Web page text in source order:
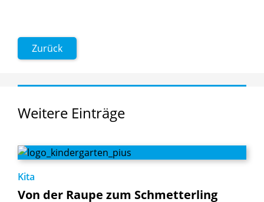
Zurück
Weitere Einträge
Kita
Von der Raupe zum Schmetterling